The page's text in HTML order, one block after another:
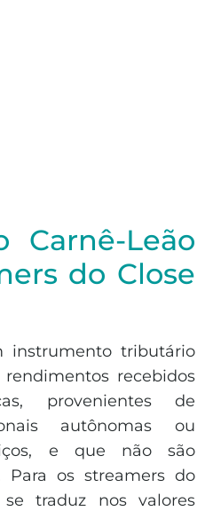
Leão
do Close
instrumento tributário
recebidos
provenientes de
autônomas ou
e que não são
os streamers do
se traduz nos valores